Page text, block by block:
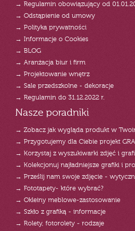
→ Regulamin obowiązujący od
→ Odstąpienie od umowy
→ Polityka prywatności
→ Informacje o Cookies
→ BLOG
→ Aranżacja biur i firm
→ Projektowanie wnętrz
→ Sale przedszkolne - dekoracje
→ Regulamin do 31.12.2022 r.
Nasze poradniki
→ Zobacz jak wygląda produkt w
→ Przygotujemy dla Ciebie projekt
→ Korzystaj z wyszukiwarki zdjęć i
→ Kolekcjonuj najładniejsze grafiki i
→ Prześlij nam swoje zdjęcie -
→ Fototapety- które wybrać?
→ Okleiny meblowe-zastosowanie
→ Szkło z grafiką - informacje
→ Rolety, fotorolety - rodzaje